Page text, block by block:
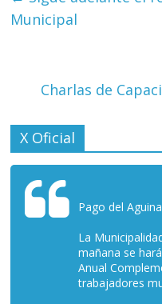
Municipal
Charlas de
X Oficial
Pago del
La
mañana se
Anual
trabajadores